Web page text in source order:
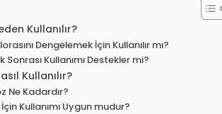
Kullanılır?
Dengelemek İçin Kullanılır mı?
Kullanımı Destekler mi?
Kullanılır?
Ne Kadardır?
Kullanımı Uygun mudur?